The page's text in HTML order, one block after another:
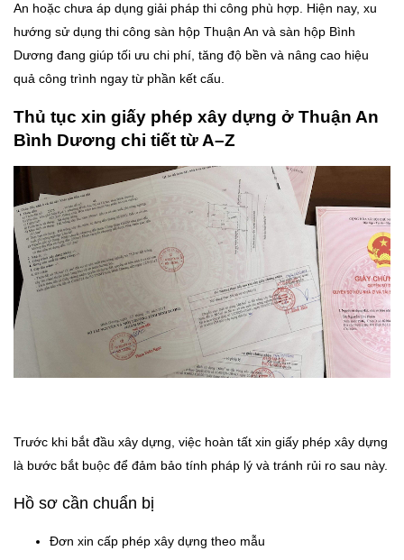
An hoặc chưa áp dụng giải pháp thi công phù hợp. Hiện nay, xu
hướng sử dụng thi công sàn hộp Thuận An và sàn hộp Bình
Dương đang giúp tối ưu chi phí, tăng độ bền và nâng cao hiệu
quả công trình ngay từ phần kết cấu.
Thủ tục xin giấy phép xây dựng ở Thuận An
Bình Dương chi tiết từ A–Z
Trước khi bắt đầu xây dựng, việc hoàn tất xin giấy phép xây dựng
là bước bắt buộc để đảm bảo tính pháp lý và tránh rủi ro sau này.
Hồ sơ cần chuẩn bị
Đơn xin cấp phép xây dựng theo mẫu